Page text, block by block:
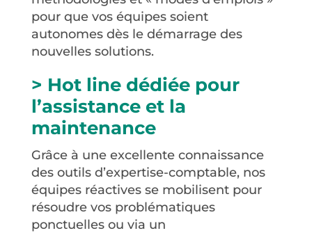
pour que vos équipes soient
autonomes dès le démarrage des
nouvelles solutions.
> Hot line dédiée pour
l’assistance et la
maintenance
Grâce à une excellente connaissance
des outils d’expertise-comptable, nos
équipes réactives se mobilisent pour
résoudre vos problématiques
ponctuelles ou via un